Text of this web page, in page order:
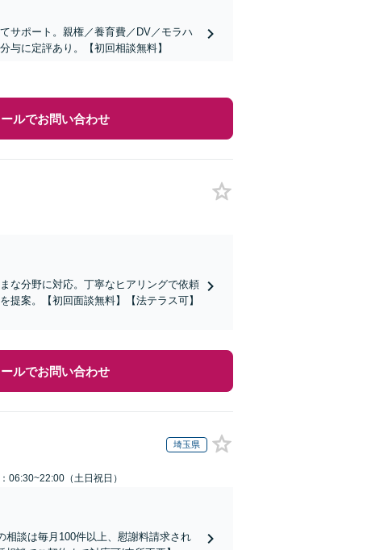
サポート。親権／養育費／DV／モラハ
与に定評あり。【初回相談無料】
ールでお問い合わせ
な分野に対応。丁寧なヒアリングで依頼
提案。【初回面談無料】【法テラス可】
ールでお問い合わせ
埼玉県
06:30~22:00（土日祝日）
相談は毎月100件以上、慰謝料請求され